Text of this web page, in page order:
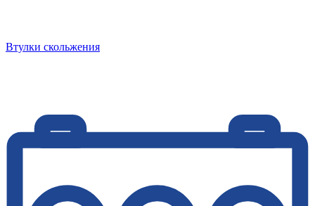
Втулки скольжения